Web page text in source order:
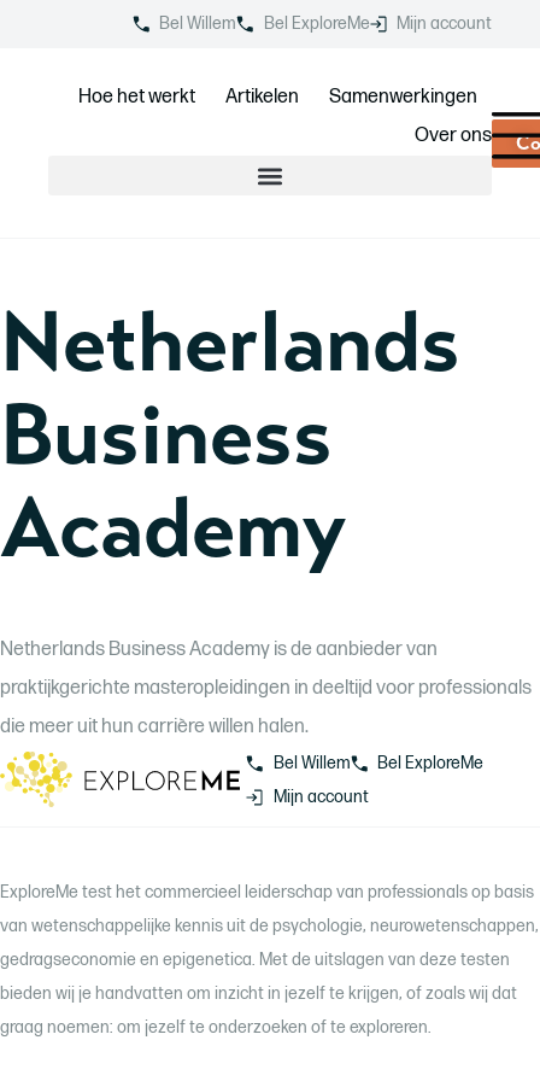
Bel Willem Bel ExploreMe Mijn account
Hoe het werkt Artikelen
Samenwerkingen
Over ons
Netherlands
Business
Academy
Netherlands Business Academy is de aanbieder van
praktijkgerichte masteropleidingen in deeltijd voor professionals
die meer uit hun carrière willen halen.
Bel Willem
Bel ExploreMe
Mijn account
ExploreMe test het commercieel leiderschap van professionals op basis
van wetenschappelijke kennis uit de psychologie, neurowetenschappen,
gedragseconomie en epigenetica. Met de uitslagen van deze testen
bieden wij je handvatten om inzicht in jezelf te krijgen, of zoals wij dat
graag noemen: om jezelf te onderzoeken of te exploreren.